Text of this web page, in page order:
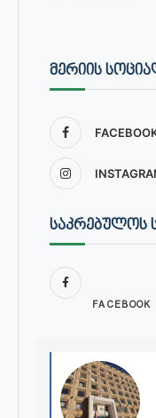
ᲛᲔᲠᲘᲘᲡ
ᲡᲐᲙᲠᲔᲑᲣᲚᲝᲡ
FACEBOOK